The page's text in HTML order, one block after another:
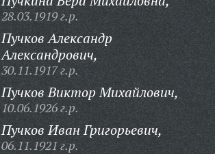
28.03.1919 г.р.
Пучков Александр
Александрович,
30.11.1917 г.р.
Пучков Виктор Михайлович,
10.06.1926 г.р.
Пучков Иван Григорьевич,
06.11.1921 г.р.